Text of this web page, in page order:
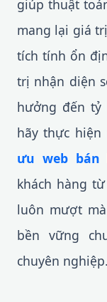
giúp thuật
mang lại giá
tích tính ổn
trị nhận diện
hưởng đến tỷ
hãy thực hiện
ưu web bán
khách hàng
luôn mượt
bền vững
chuyên nghiệp.